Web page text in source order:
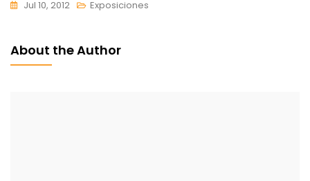
Jul 10, 2012 Exposiciones
About the Author